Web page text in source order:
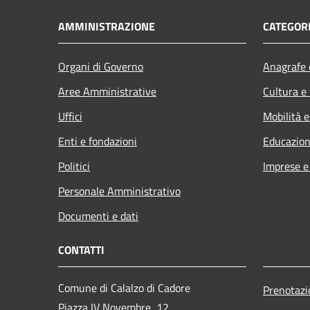
AMMINISTRAZIONE
Organi di Governo
Aree Amministrative
Uffici
Enti e fondazioni
Politici
Personale Amministrativo
Documenti e dati
Cultura
Mobilità
Imprese
CONTATTI
Comune di Calalzo di Cadore